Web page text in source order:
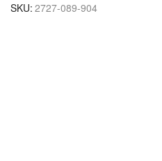
SKU: 2727-089-904